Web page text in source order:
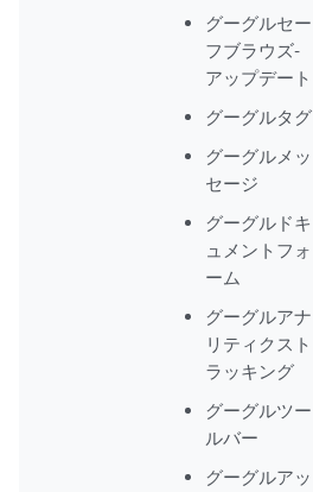
グーグルセー
フブラウズ-
アップデート
グーグルタグ
グーグルメッ
セージ
グーグルドキ
ュメントフォ
ーム
グーグルアナ
リティクスト
ラッキング
グーグルツー
ルバー
グーグルアッ